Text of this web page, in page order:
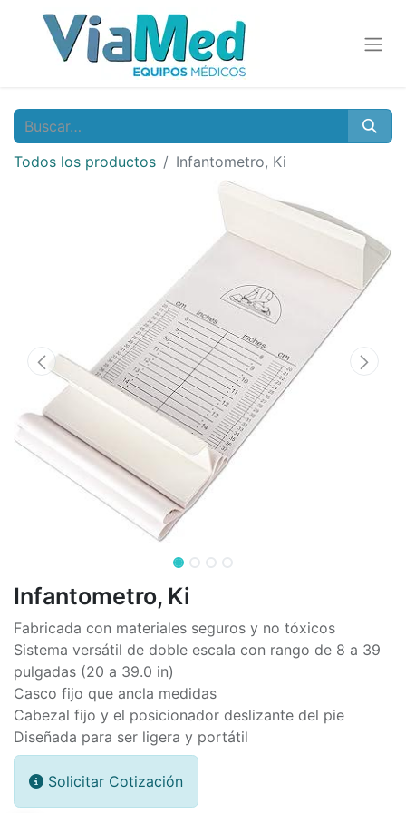
Todos los productos Infantometro, Ki
Infantometro, Ki
Fabricada con materiales seguros y no tóxicos
Sistema versátil de doble escala con rango de 8 a 39
pulgadas (20 a 39.0 in)
Casco fijo que ancla medidas
Cabezal fijo y el posicionador deslizante del pie
Diseñada para ser ligera y portátil
Solicitar Cotización